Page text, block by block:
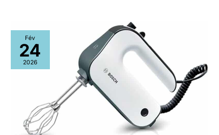
Fév
24
2026
Test
du
mixeur
Bosch
MFQ49300
polyvalence